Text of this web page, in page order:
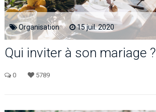
Organisation 15juil.2020
Qui inviter à son mariage ?
0 5789